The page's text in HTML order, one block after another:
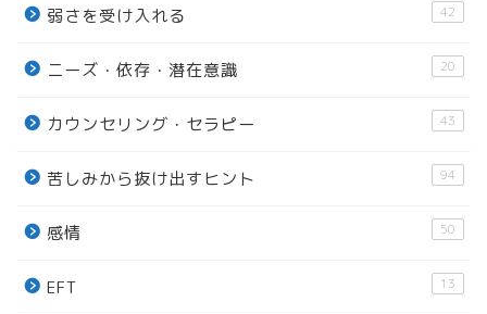
弱さを受け入れる 42
ニーズ・依存・潜在意識 20
カウンセリング・セラピー 43
苦しみから抜け出すヒント 94
感情 50
EFT 13